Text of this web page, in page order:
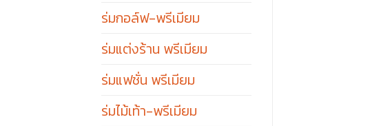
ร่มกอล์ฟ-พรีเมียม
ร่มแต่งร้าน พรีเมียม
ร่มแฟชั่น พรีเมียม
ร่มไม้เท้า-พรีเมียม